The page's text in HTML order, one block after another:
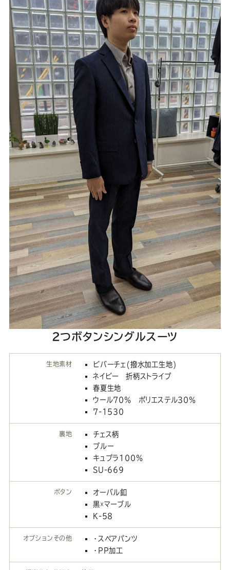
の
公
式
Youtube
の
公
式
Facebook
の
公
式
Twitter
の
公
式
Instagram
の
公
式
LINE
2つボタンシングルスーツ
生地素材
ビバーチェ(撥水加工生地)
ネイビー 折柄ストライプ
春夏生地
ウール70％ ポリエステル30％
7-1530
裏地
チェス柄
ブルー
キュプラ100％
SU-669
ボタン
オーバル釦
黒☓マーブル
K-58
オプションその他
・スペアパンツ
・PP加工